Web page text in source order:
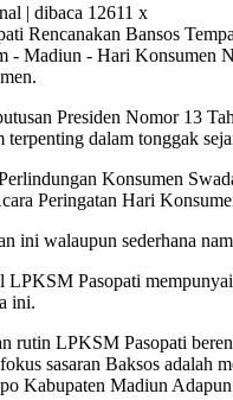
| dibaca 12611 x
- Madiun - Hari Konsumen
Presiden Nomor 13
terpenting dalam tonggak
Konsumen
Peringatan Hari
ini walaupun sederhana
LPKSM Pasopati
ini.
rutin LPKSM Pasopati
sasaran Baksos adalah
Kabupaten Madiun